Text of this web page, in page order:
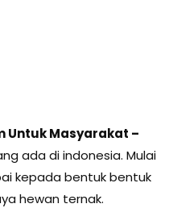
Untuk Masyarakat –
ada di indonesia. Mulai
kepada bentuk bentuk
hewan ternak.